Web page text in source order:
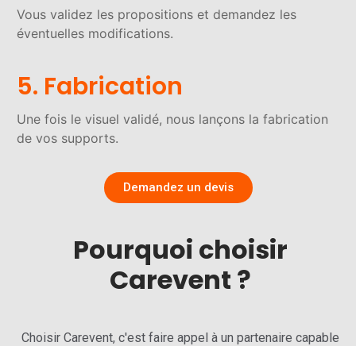
Vous validez les propositions et demandez les
éventuelles modifications.
5. Fabrication
Une fois le visuel validé, nous lançons la fabrication
de vos supports.
Demandez un devis
Pourquoi choisir
Carevent ?
Choisir Carevent, c'est faire appel à un partenaire capable